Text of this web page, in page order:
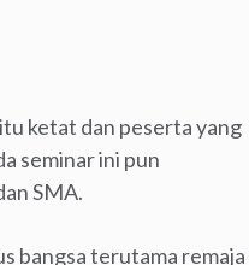
ketat dan peserta yang
seminar ini pun
SMA.
bangsa terutama remaja